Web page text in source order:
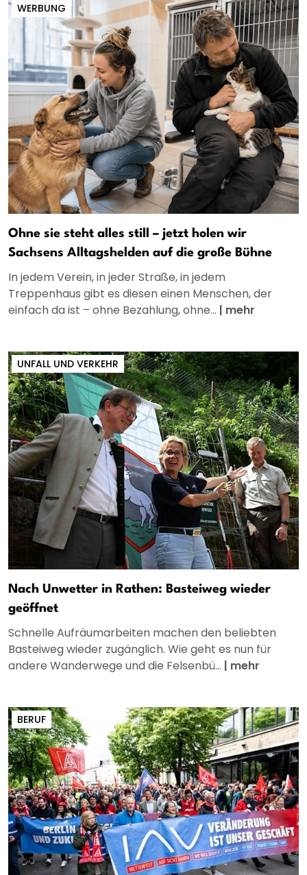
WERBUNG
Ohne sie steht alles still – jetzt holen wir
Sachsens Alltagshelden auf die große Bühne
In jedem Verein, in jeder Straße, in jedem
Treppenhaus gibt es diesen einen Menschen, der
einfach da ist – ohne Bezahlung, ohne... | mehr
UNFALL UND VERKEHR
Nach Unwetter in Rathen: Basteiweg wieder
geöffnet
Schnelle Aufräumarbeiten machen den beliebten
Basteiweg wieder zugänglich. Wie geht es nun für
andere Wanderwege und die Felsenbü... | mehr
BERUF